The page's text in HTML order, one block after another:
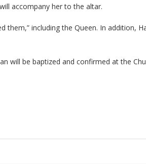
accompany her to the altar.
including the Queen. In addition,
will be baptized and confirmed at the